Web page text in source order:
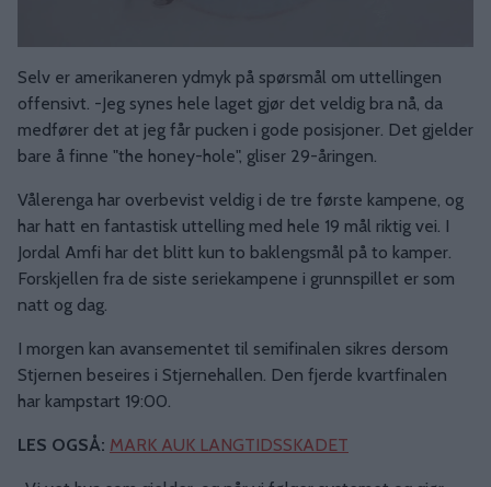
Selv er amerikaneren ydmyk på spørsmål om uttellingen
offensivt. -Jeg synes hele laget gjør det veldig bra nå, da
medfører det at jeg får pucken i gode posisjoner. Det gjelder
bare å finne "the honey-hole", gliser 29-åringen.
Vålerenga har overbevist veldig i de tre første kampene, og
har hatt en fantastisk uttelling med hele 19 mål riktig vei. I
Jordal Amfi har det blitt kun to baklengsmål på to kamper.
Forskjellen fra de siste seriekampene i grunnspillet er som
natt og dag.
I morgen kan avansementet til semifinalen sikres dersom
Stjernen beseires i Stjernehallen. Den fjerde kvartfinalen
har kampstart 19:00.
LES OGSÅ: MARK AUK LANGTIDSSKADET